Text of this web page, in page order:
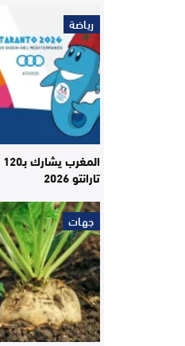
رياضة
تارانتو 2026
جهات